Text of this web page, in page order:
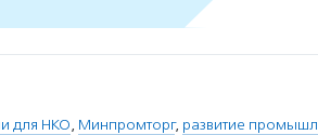
для НКО, Минпромторг, развитие